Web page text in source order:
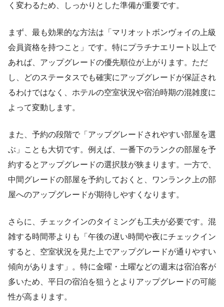
く変わるため、しっかりとした準備が重要です。
まず、最も効果的な方法は「マリオットボンヴォイの上級
会員資格を持つこと」です。特にプラチナエリート以上で
あれば、アップグレードの優先順位が上がります。ただ
し、どのステータスでも確実にアップグレードが保証され
るわけではなく、ホテルの空室状況や宿泊時期の混雑度に
よって変動します。
また、予約の段階で「アップグレードされやすい部屋を選
ぶ」ことも大切です。例えば、一番下のランクの部屋を予
約するとアップグレードの選択肢が狭まります。一方で、
中間グレードの部屋を予約しておくと、ワンランク上の部
屋へのアップグレードが期待しやすくなります。
さらに、チェックインのタイミングも工夫が必要です。混
雑する時間帯よりも「午後の遅い時間や夜にチェックイン
すると、空室状況を見た上でアップグレードが通りやすい
傾向があります」。特に金曜・土曜などの週末は宿泊客が
多いため、平日の宿泊を狙うとよりアップグレードの可能
性が高まります。